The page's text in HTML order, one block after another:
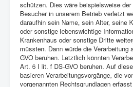
schützen. Dies wäre beispielsweise
Besucher in unserem Betrieb verletzt
daraufhin sein Name, sein Alter, seine
oder sonstige lebenswichtige
Krankenhaus oder sonstige Dritte
müssten. Dann würde die
GVO beruhen. Letztlich könnten
Art. 6 I lit. f DS-GVO beruhen. Auf
basieren Verarbeitungsvorgänge, die
vorgenannten Rechtsgrundlagen